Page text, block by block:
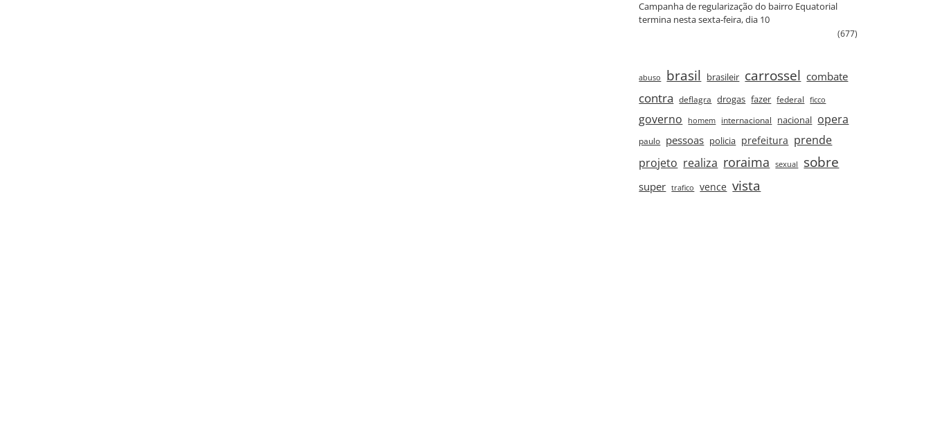
Campanha de regularização do bairro Equatorial
termina nesta sexta‑feira, dia 10
(677)
abuso brasil brasileir carrossel combate
contra deflagra drogas fazer federal ficco
governo homem internacional nacional opera
paulo pessoas policia prefeitura prende
projeto realiza roraima sexual sobre
super trafico vence vista